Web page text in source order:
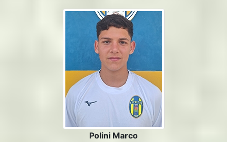
Polini Marco